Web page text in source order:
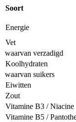
Soort
Energie
Vet
waarvan verzadigd
Koolhydraten
waarvan suikers
Eiwitten
Zout
Vitamine B3 / Niacine
Vitamine B5 /